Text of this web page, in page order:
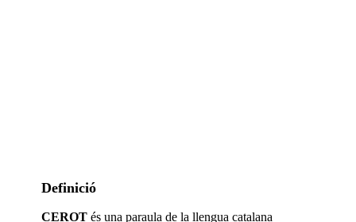
Definició
CEROT és una paraula de la llengua catalana